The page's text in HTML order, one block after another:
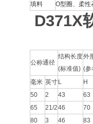
填料
O型圈、柔性
D371X
公称通径
结构长度
(标准值)
外
(参
毫米 英寸 L
H
50
2 43
63
65
21/246
70
80
3 46
83